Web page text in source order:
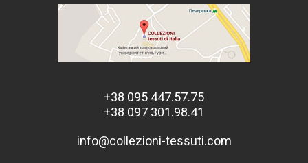
+38 095 447.57.75
+38 097 301.98.41
info@collezioni-tessuti.com